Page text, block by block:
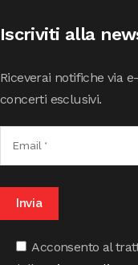
Iscriviti alla
Riceverai notifiche via
concerti esclusivi.
Acconsento al